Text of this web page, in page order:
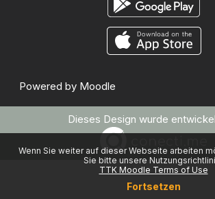
Wenn Sie weiter auf dieser Webseite arbeiten
Sie bitte unsere
TTK Moodle Terms of Use
Fortsetzen
Powered by Moodle
Dieses Design wurde